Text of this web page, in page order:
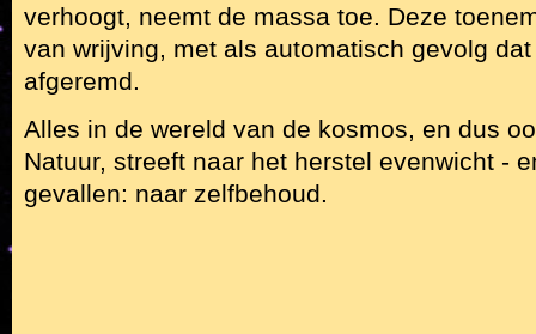
verhoogt, neemt de massa toe. Deze
van wrijving, met als automatisch gevolg
afgeremd.
Alles in de wereld van de kosmos, en dus
Natuur, streeft naar het herstel evenwicht -
gevallen: naar zelfbehoud.